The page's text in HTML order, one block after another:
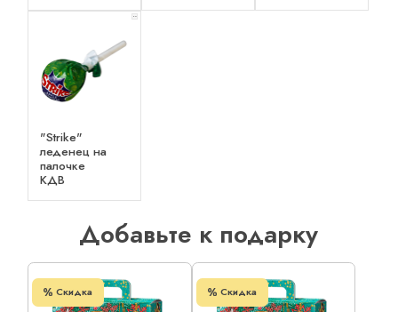
x 2
"Strike"
леденец на
палочке
КДВ
Добавьте к подарку
Скидка Скидка